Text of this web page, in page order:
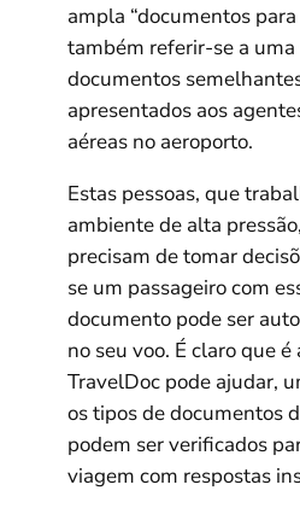
ampla “documentos
também referir-se a
documentos
apresentados aos
aéreas no aeroporto.
Estas pessoas, que
ambiente de alta
precisam de tomar
se um passageiro com
documento pode ser
no seu voo. É claro que
TravelDoc pode ajudar,
os tipos de documentos
podem ser verificados
viagem com respostas